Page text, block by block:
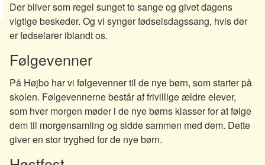
Der bliver som regel sunget to sange og givet dagens
vigtige beskeder. Og vi synger fødselsdagssang, hvis der
er fødselarer iblandt os.
Følgevenner
På Højbo har vi følgevenner til de nye børn, som starter på
skolen. Følgevennerne består af frivillige ældre elever,
som hver morgen møder i de nye børns klasser for at følge
dem til morgensamling og sidde sammen med dem. Dette
giver en stor tryghed for de nye børn.